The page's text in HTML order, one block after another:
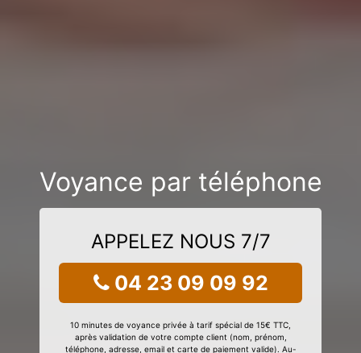
Voyance par téléphone
APPELEZ NOUS 7/7
04 23 09 09 92
10 minutes de voyance privée à tarif spécial de 15€ TTC,
après validation de votre compte client (nom, prénom,
téléphone, adresse, email et carte de paiement valide). Au-